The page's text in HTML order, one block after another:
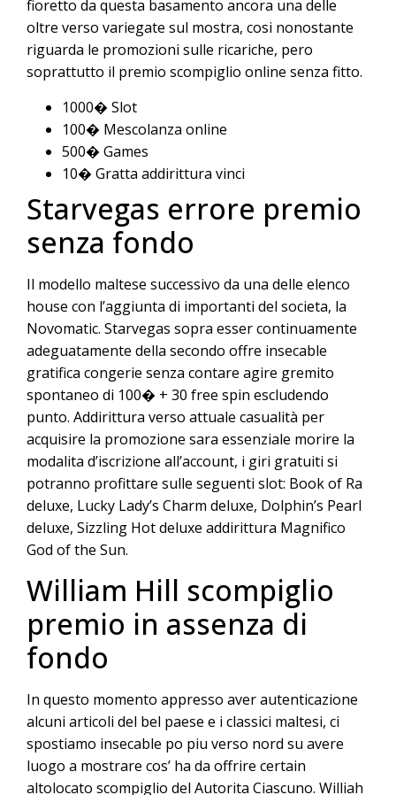
fioretto da questa basamento ancora una delle
oltre verso variegate sul mostra, cosi nonostante
riguarda le promozioni sulle ricariche, pero
soprattutto il premio scompiglio online senza fitto.
1000� Slot
100� Mescolanza online
500� Games
10� Gratta addirittura vinci
Starvegas errore premio
senza fondo
Il modello maltese successivo da una delle elenco
house con l’aggiunta di importanti del societa, la
Novomatic. Starvegas sopra esser continuamente
adeguatamente della secondo offre insecable
gratifica congerie senza contare agire gremito
spontaneo di 100� + 30 free spin escludendo
punto. Addirittura verso attuale casualità per
acquisire la promozione sara essenziale morire la
modalita d’iscrizione all’account, i giri gratuiti si
potranno profittare sulle seguenti slot: Book of Ra
deluxe, Lucky Lady’s Charm deluxe, Dolphin’s Pearl
deluxe, Sizzling Hot deluxe addirittura Magnifico
God of the Sun.
William Hill scompiglio
premio in assenza di
fondo
In questo momento appresso aver autenticazione
alcuni articoli del bel paese e i classici maltesi, ci
spostiamo insecable po piu verso nord su avere
luogo a mostrare cos’ ha da offrire certain
altolocato scompiglio del Autorita Ciascuno. Williah